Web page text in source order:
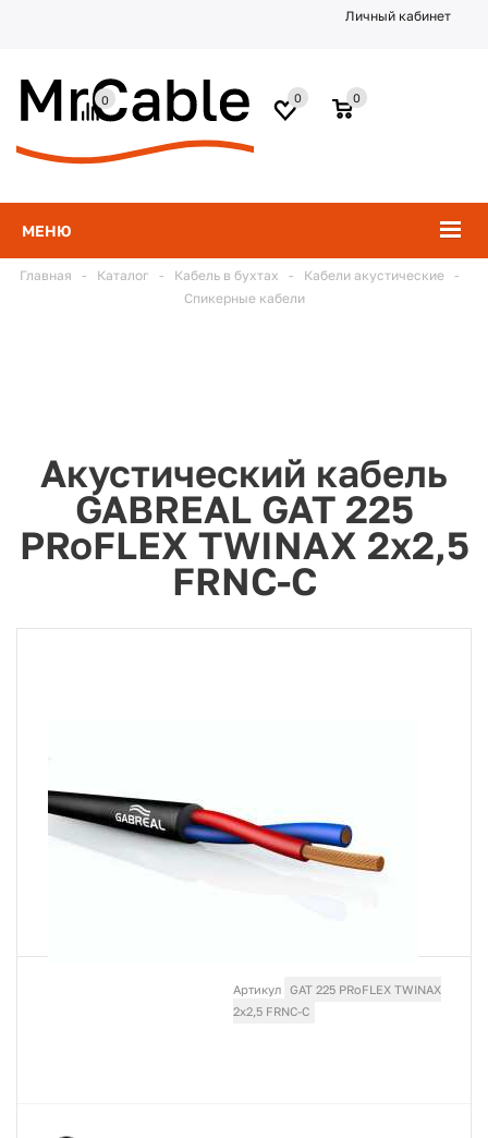
Личный кабинет
МЕНЮ
0
0
0
Главная - Каталог - Кабель в бухтах - Кабели акустические
-
Спикерные кабели
Акустический кабель
GABREAL GAT 225
PRoFLEX TWINAX 2x2,5
FRNC-C
Артикул
GAT 225 PRoFLEX TWINAX
2x2,5 FRNC-C